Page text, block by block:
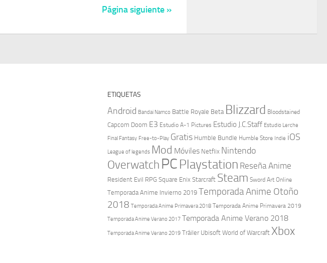
Página siguiente »
ETIQUETAS
Android Bandai Namco Battle Royale Beta Blizzard Bloodstained
Capcom Doom E3 Estudio A-1 Pictures Estudio J.C.Staff Estudio Lerche
Final Fantasy Free-to-Play Gratis Humble Bundle Humble Store Indie iOS
League of legends Mod Móviles Netflix Nintendo
Overwatch PC Playstation Reseña Anime
Resident Evil RPG Square Enix Starcraft Steam Sword Art Online
Temporada Anime Invierno 2019 Temporada Anime Otoño
2018 Temporada Anime Primavera 2018 Temporada Anime Primavera 2019
Temporada Anime Verano 2017 Temporada Anime Verano 2018
Temporada Anime Verano 2019 Tráiler Ubisoft World of Warcraft Xbox